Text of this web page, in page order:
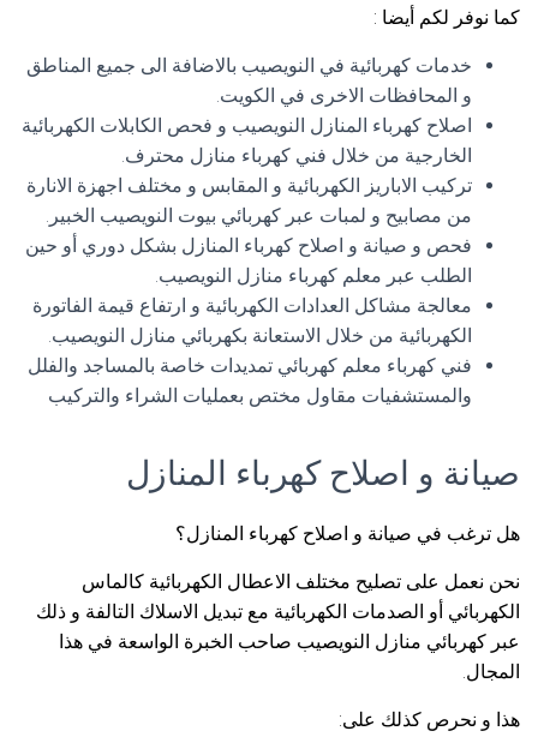
كما نوفر لكم أيضا :
خدمات كهربائية في النويصيب بالاضافة الى جميع المناطق
و المحافظات الاخرى في الكويت.
اصلاح كهرباء المنازل النويصيب و فحص الكابلات الكهربائية
الخارجية من خلال فني كهرباء منازل محترف.
تركيب الاباريز الكهربائية و المقابس و مختلف اجهزة الانارة
من مصابيح و لمبات عبر كهربائي بيوت النويصيب الخبير.
فحص و صيانة و اصلاح كهرباء المنازل بشكل دوري أو حين
الطلب عبر معلم كهرباء منازل النويصيب.
معالجة مشاكل العدادات الكهربائية و ارتفاع قيمة الفاتورة
الكهربائية من خلال الاستعانة بكهربائي منازل النويصيب.
فني كهرباء معلم كهربائي تمديدات خاصة بالمساجد والفلل
والمستشفيات مقاول مختص بعمليات الشراء والتركيب
صيانة و اصلاح كهرباء المنازل
هل ترغب في صيانة و اصلاح كهرباء المنازل؟
نحن نعمل على تصليح مختلف الاعطال الكهربائية كالماس
الكهربائي أو الصدمات الكهربائية مع تبديل الاسلاك التالفة و ذلك
عبر كهربائي منازل النويصيب صاحب الخبرة الواسعة في هذا
المجال.
هذا و نحرص كذلك على: